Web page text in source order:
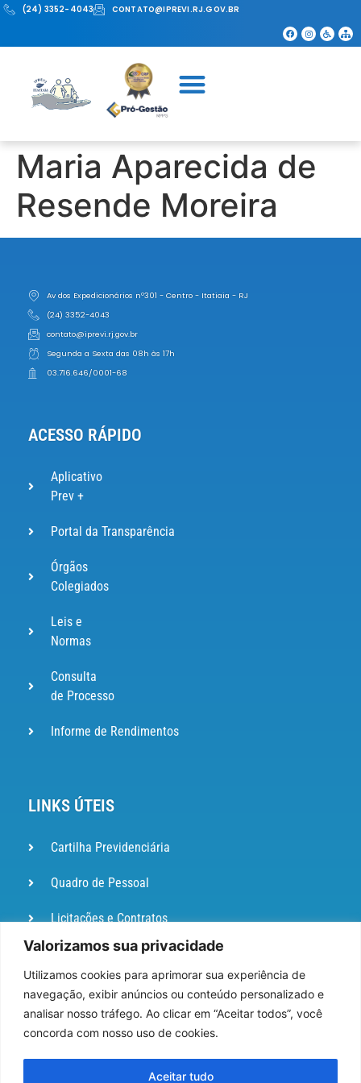
Valorizamos sua privacidade
Utilizamos cookies para aprimorar sua experiência de
navegação, exibir anúncios ou conteúdo personalizado e
analisar nosso tráfego. Ao clicar em “Aceitar todos”, você
concorda com nosso uso de cookies.
Aceitar tudo
(24) 3352-4043 CONTATO@IPREVI.RJ.GOV.BR
Maria Aparecida de
Resende Moreira
Av dos Expedicionários nº301 - Centro - Itatiaia - RJ
(24) 3352-4043
contato@iprevi.rj.gov.br
Segunda a Sexta das 08h às 17h
03.716.646/0001-68
ACESSO RÁPIDO
Aplicativo
Prev +
Portal da Transparência
Órgãos
Colegiados
Leis e
Normas
Consulta
de Processo
Informe de Rendimentos
LINKS ÚTEIS
Cartilha Previdenciária
Quadro de Pessoal
Licitações e Contratos
Portal de
Ouvidoria
DIÁRIO
OFICIAL
Pesquisa de Satisfação